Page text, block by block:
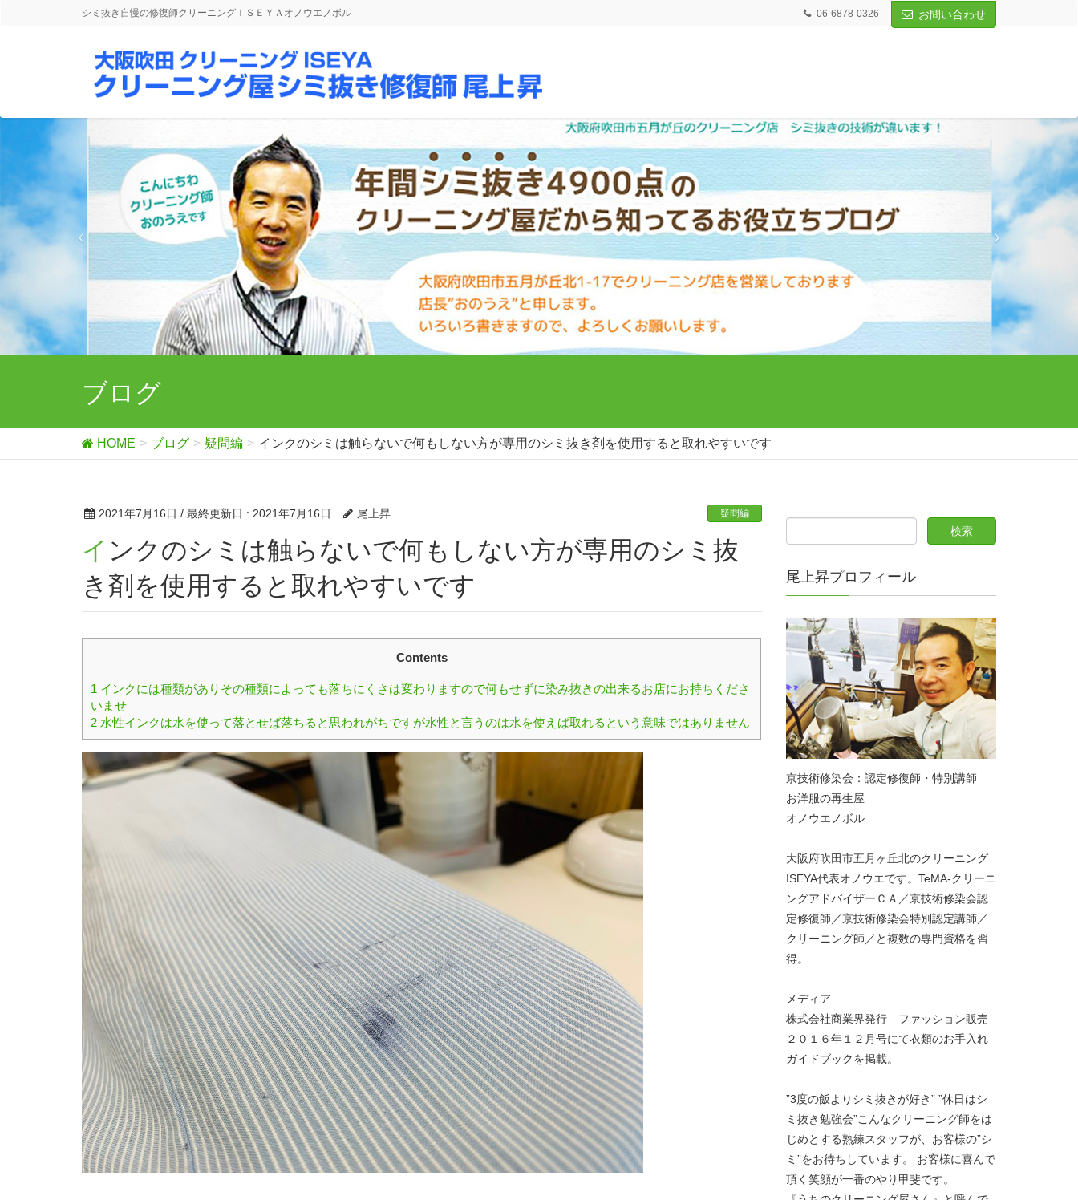
シミ抜き自慢の修復師クリーニングＩＳＥＹＡオノウエノボル 06-6878-0326 お問い合わせ
ブログ
HOME ブログ 疑問編 インクのシミは触らないで何もしない方が専用のシミ抜き剤を使用すると取れやすいです
2021年7月16日 / 最終更新日 : 2021年7月16日 尾上昇 疑問編
インクのシミは触らないで何もしない方が専用のシミ抜
き剤を使用すると取れやすいです
Contents
1 インクには種類がありその種類によっても落ちにくさは変わりますので何もせずに染み抜きの出来るお店にお持ちくださ
いませ
2 水性インクは水を使って落とせば落ちると思われがちですが水性と言うのは水を使えば取れるという意味ではありません
尾上昇プロフィール
京技術修染会：認定修復師・特別講師
お洋服の再生屋
オノウエノボル
大阪府吹田市五月ヶ丘北のクリーニング
ISEYA代表オノウエです。TeMA-クリーニ
ングアドバイザーＣＡ／京技術修染会認
定修復師／京技術修染会特別認定講師／
クリーニング師／と複数の専門資格を習
得。
メディア
株式会社商業界発行 ファッション販売
２０１６年１２月号にて衣類のお手入れ
ガイドブックを掲載。
”3度の飯よりシミ抜きが好き” ”休日はシ
ミ抜き勉強会”こんなクリーニング師をは
じめとする熟練スタッフが、お客様の”シ
ミ”をお待ちしています。 お客様に喜んで
頂く笑顔が一番のやり甲斐です。